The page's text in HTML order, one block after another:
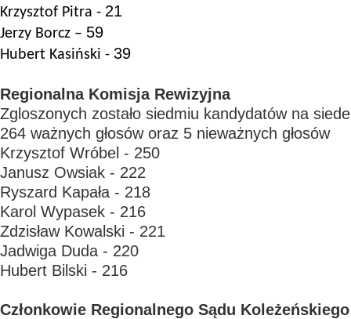
Krzysztof Pitra - 21
Jerzy Borcz – 59
Hubert Kasiński - 39
Regionalna Komisja Rewizyjna
Zgloszonych zostało siedmiu kandydatów na
264 ważnych głosów oraz 5 nieważnych głosów
Krzysztof Wróbel - 250
Janusz Owsiak - 222
Ryszard Kapała - 218
Karol Wypasek - 216
Zdzisław Kowalski - 221
Jadwiga Duda - 220
Hubert Bilski - 216
Członkowie Regionalnego Sądu Koleżeńskiego